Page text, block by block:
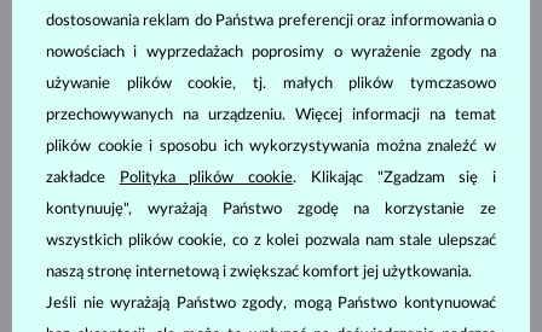
RÓŻOWE ZŁOTO
SŁODKOWODNYCH
1 980 zł
RÓŻOWE ZŁOTO
RUBIN
3 380 zł
dostosowania reklam do Państwa preferencji oraz informowania o
nowościach i wyprzedażach poprosimy o wyrażenie zgody na
używanie plików cookie, tj. małych plików tymczasowo
przechowywanych na urządzeniu. Więcej informacji na temat
plików cookie i sposobu ich wykorzystywania można znaleźć w
zakładce
Polityka plików cookie. Klikając "Zgadzam się i
kontynuuję", wyrażają Państwo zgodę na korzystanie ze
wszystkich plików cookie, co z kolei pozwala nam stale ulepszać
naszą stronę internetową i zwiększać komfort jej użytkowania.
Jeśli nie wyrażają Państwo zgody, mogą Państwo kontynuować